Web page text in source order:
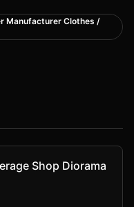
Manufacturer Clothes /
Shop Diorama